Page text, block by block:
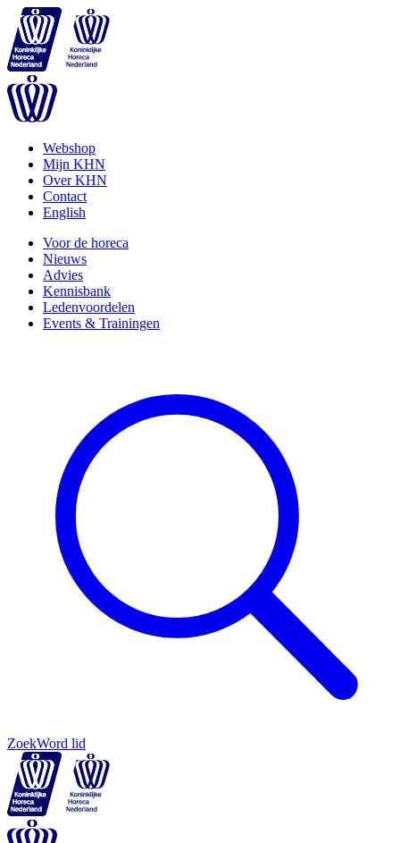
Webshop
Mijn KHN
Over KHN
Contact
English
Voor de horeca
Nieuws
Advies
Kennisbank
Ledenvoordelen
Events & Trainingen
ZoekWord lid